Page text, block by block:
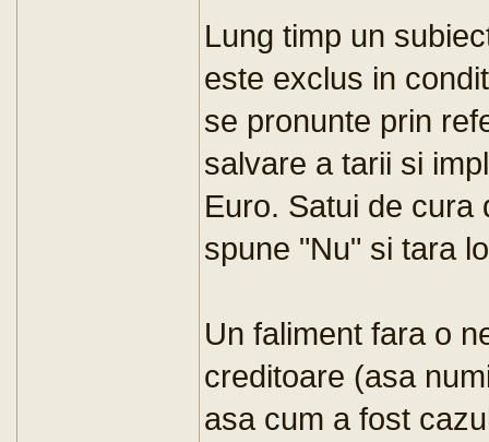
Lung timp un
este exclus in
se pronunte prin
salvare a tarii si
Euro. Satui de cura
spune "Nu" si tara
Un faliment fara o
creditoare (asa
asa cum a fost